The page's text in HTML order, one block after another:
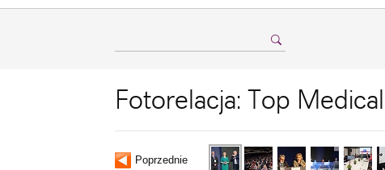
Fotorelacja: Top
Poprzednie